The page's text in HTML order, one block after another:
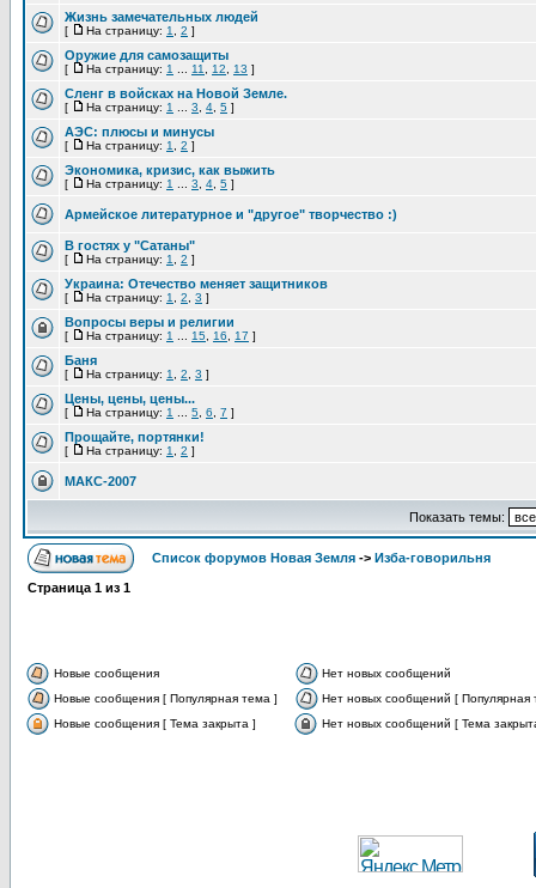
Жизнь замечательных людей
[ На страницу: 1 2 ]
Оружие для самозащиты
[ На страницу: 1 11 12 13 ]
Сленг в войсках на Новой Земле.
[ На страницу: 1 3 4 5 ]
АЭС: плюсы и минусы
[ На страницу: 1 2 ]
Экономика, кризис, как выжить
[ На страницу: 1 3 4 5 ]
Армейское литературное и "другое" творчество :)
В гостях у "Сатаны"
[ На страницу: 1 2 ]
Украина: Отечество меняет защитников
[ На страницу: 1 2 3 ]
Вопросы веры и религии
[ На страницу: 1 15 16 17 ]
Баня
[ На страницу: 1 2 3 ]
Цены, цены, цены...
[ На страницу: 1 5 6 7 ]
Прощайте, портянки!
[ На страницу: 1 2 ]
МАКС-2007
Показать темы:
Список форумов Новая Земля -> Изба-говорильня
Страница 1 из 1
Новые сообщения
Нет новых сообщений
Новые сообщения [ Популярная тема ]
Нет новых сообщений [ Популярная
Новые сообщения [ Тема закрыта ]
Нет новых сообщений [ Тема